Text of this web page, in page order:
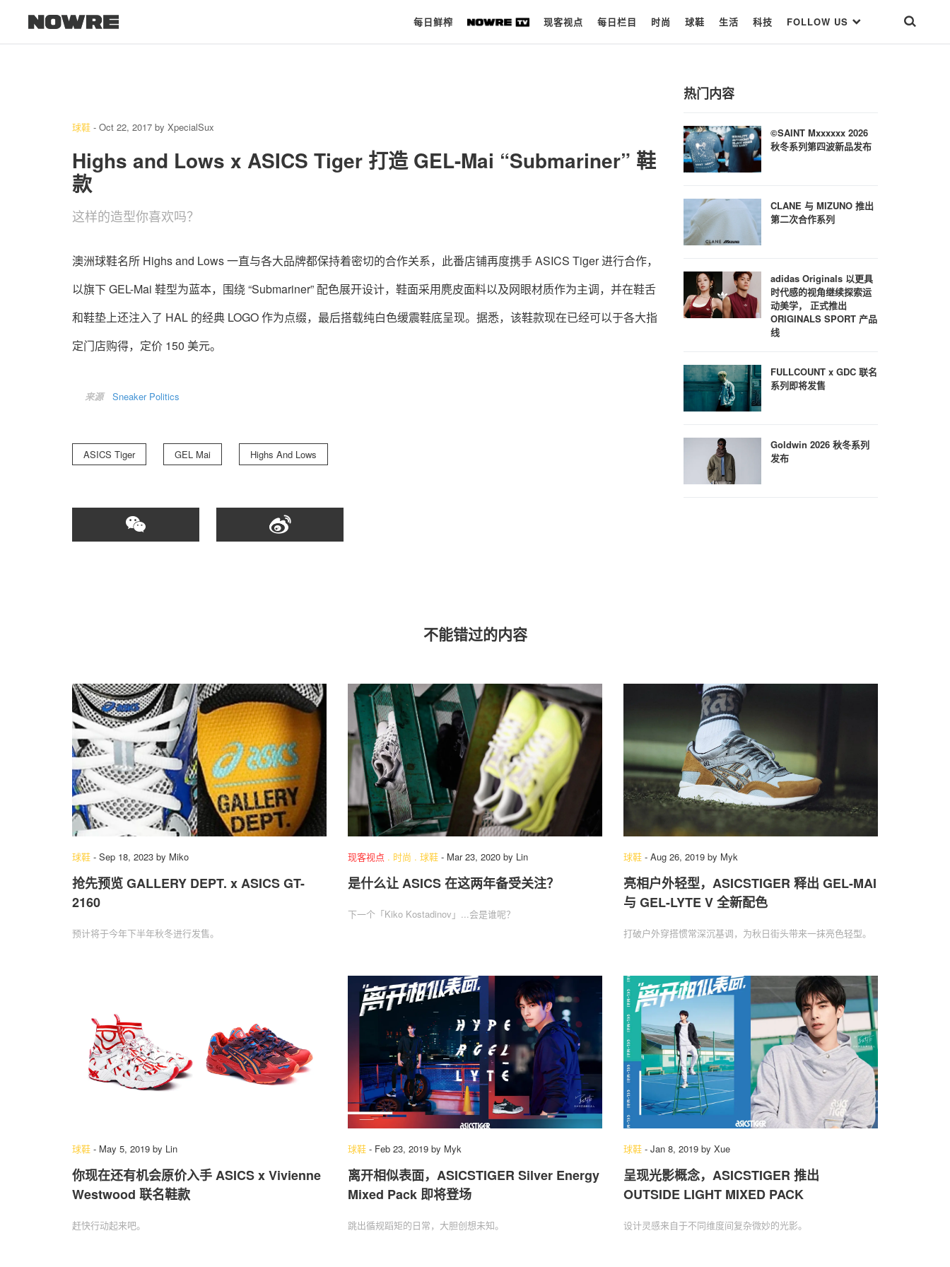
每日鲜榨 现客视点 每日栏目 时尚 球鞋 生活 科技 FOLLOW US
每日栏目
生 活
科 技
球鞋 - Oct 22, 2017 by XpecialSux
Highs and Lows x ASICS Tiger 打造 GEL-Mai “Submariner” 鞋
款
这样的造型你喜欢吗？
澳洲球鞋名所 Highs and Lows 一直与各大品牌都保持着密切的合作关系，此番店铺再度携手 ASICS Tiger 进行合作，
以旗下 GEL-Mai 鞋型为蓝本，围绕 “Submariner” 配色展开设计，鞋面采用麂皮面料以及网眼材质作为主调，并在鞋舌
和鞋垫上还注入了 HAL 的经典 LOGO 作为点缀，最后搭载纯白色缓震鞋底呈现。据悉，该鞋款现在已经可以于各大指
定门店购得，定价 150 美元。
来源 Sneaker Politics
ASICS Tiger GEL Mai Highs And Lows
热门内容
©SAINT Mxxxxxx 2026
秋冬系列第四波新品发布
CLANE 与 MIZUNO 推出
第二次合作系列
adidas Originals 以更具
时代感的视角继续探索运
动美学， 正式推出
ORIGINALS SPORT 产品
线
FULLCOUNT x GDC 联名
系列即将发售
Goldwin 2026 秋冬系列
发布
不能错过的内容
球鞋 - Sep 18, 2023 by Miko
抢先预览 GALLERY DEPT. x ASICS GT-
2160
预计将于今年下半年秋冬进行发售。
现客视点 . 时尚 . 球鞋 - Mar 23, 2020 by Lin
是什么让 ASICS 在这两年备受关注？
下一个「Kiko Kostadinov」...会是谁呢？
球鞋 - Aug 26, 2019 by Myk
亮相户外轻型，ASICSTIGER 释出 GEL-MAI
与 GEL-LYTE V 全新配色
打破户外穿搭惯常深沉基调，为秋日街头带来一抹亮色轻型。
球鞋 - May 5, 2019 by Lin
你现在还有机会原价入手 ASICS x Vivienne
Westwood 联名鞋款
赶快行动起来吧。
球鞋 - Feb 23, 2019 by Myk
离开相似表面，ASICSTIGER Silver Energy
Mixed Pack 即将登场
跳出循规蹈矩的日常，大胆创想未知。
球鞋 - Jan 8, 2019 by Xue
呈现光影概念，ASICSTIGER 推出
OUTSIDE LIGHT MIXED PACK
设计灵感来自于不同维度间复杂微妙的光影。